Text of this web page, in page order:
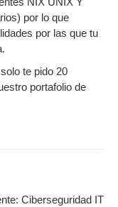
por lo que
por las que tu
te pido 20
portafolio de
Ciberseguridad IT